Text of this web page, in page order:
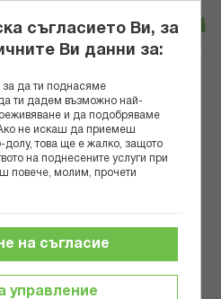
Вход
съгласието Ви, за
Ви данни за:
за да ти поднасяме
ти дадем възможно най-
и да подобряваме
не искаш да приемеш
долу, това ще е жалко, защото
на поднесените услуги при
повече, молим, прочети
управление
на съгласие